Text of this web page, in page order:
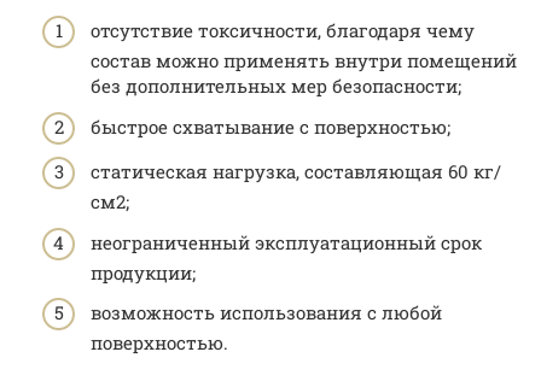
отсутствие токсичности, благодаря чему
состав можно применять внутри помещений
без дополнительных мер безопасности;
быстрое схватывание с поверхностью;
статическая нагрузка, составляющая 60 кг/
см2;
неограниченный эксплуатационный срок
продукции;
возможность использования с любой
поверхностью.